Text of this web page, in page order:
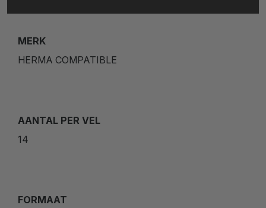
MERK
HERMA COMPATIBLE
AANTAL PER VEL
14
FORMAAT